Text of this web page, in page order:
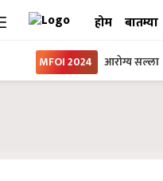
होम बातम्या
MFOI 2024 आरोग्य सल्ला